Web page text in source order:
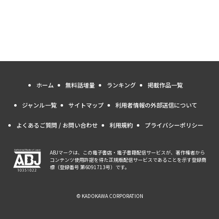
ホーム 無料話増量 ランキング 掲載作品一覧
ジャンル一覧 サイトマップ 利用者情報の外部送信について
よくあるご質問 / お問い合わせ 利用規約 プライバシーポリシー
ABJマークは、この電子書店・電子書籍配信サービスが、著作権者から
コンテンツ使用許諾を得た正規版配信サービスであることを示す登録商
標（登録番号 第6091713号）です。
© KADOKAWA CORPORATION